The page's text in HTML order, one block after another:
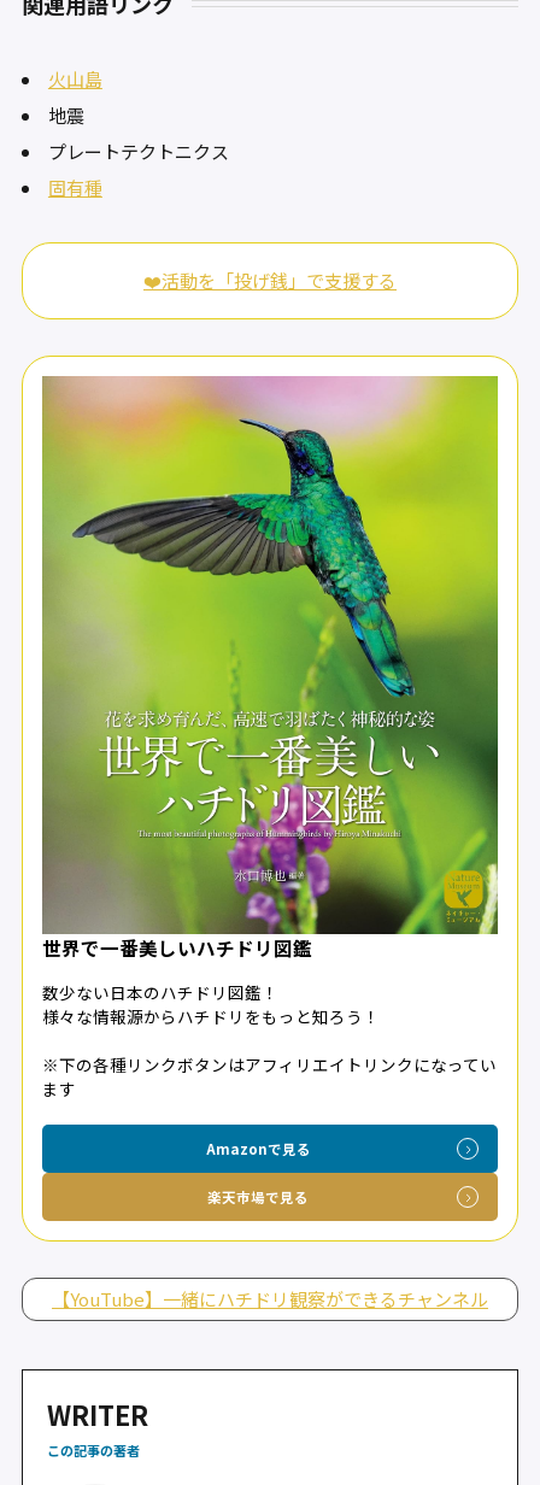
火山島
地震
プレートテクトニクス
固有種
❤️活動を「投げ銭」で支援する
世界で一番美しいハチドリ図鑑
数少ない日本のハチドリ図鑑！
様々な情報源からハチドリをもっと知ろう！
※下の各種リンクボタンはアフィリエイトリンクになってい
ます
Amazonで見る
楽天市場で見る
【YouTube】一緒にハチドリ観察ができるチャンネル
WRITER
この記事の著者